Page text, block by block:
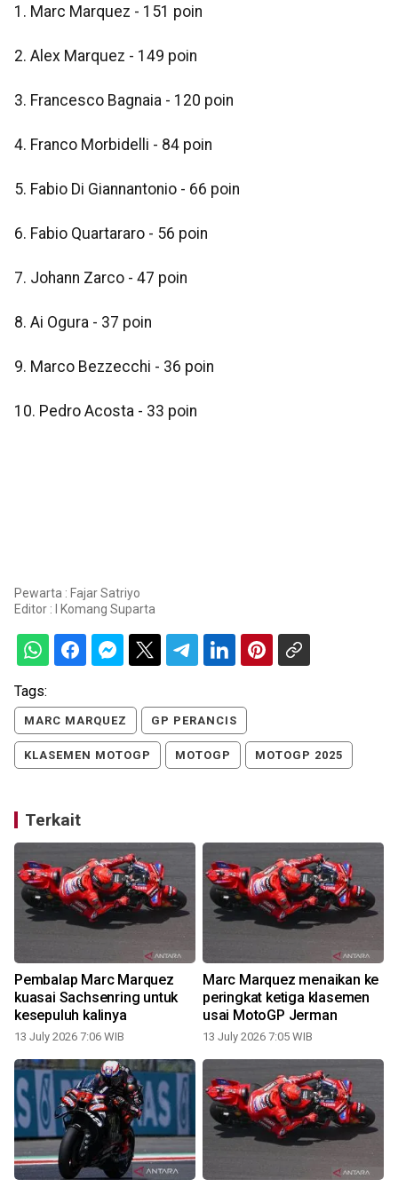
1. Marc Marquez - 151 poin
2. Alex Marquez - 149 poin
3. Francesco Bagnaia - 120 poin
4. Franco Morbidelli - 84 poin
5. Fabio Di Giannantonio - 66 poin
6. Fabio Quartararo - 56 poin
7. Johann Zarco - 47 poin
8. Ai Ogura - 37 poin
9. Marco Bezzecchi - 36 poin
10. Pedro Acosta - 33 poin
Pewarta : Fajar Satriyo
Editor :
I Komang Suparta
Tags:
MARC MARQUEZ GP PERANCIS
KLASEMEN MOTOGP MOTOGP MOTOGP 2025
Terkait
Pembalap Marc Marquez
kuasai Sachsenring untuk
kesepuluh kalinya
13 July 2026 7:06 WIB
Marc Marquez menaikan ke
peringkat ketiga klasemen
usai MotoGP Jerman
13 July 2026 7:05 WIB